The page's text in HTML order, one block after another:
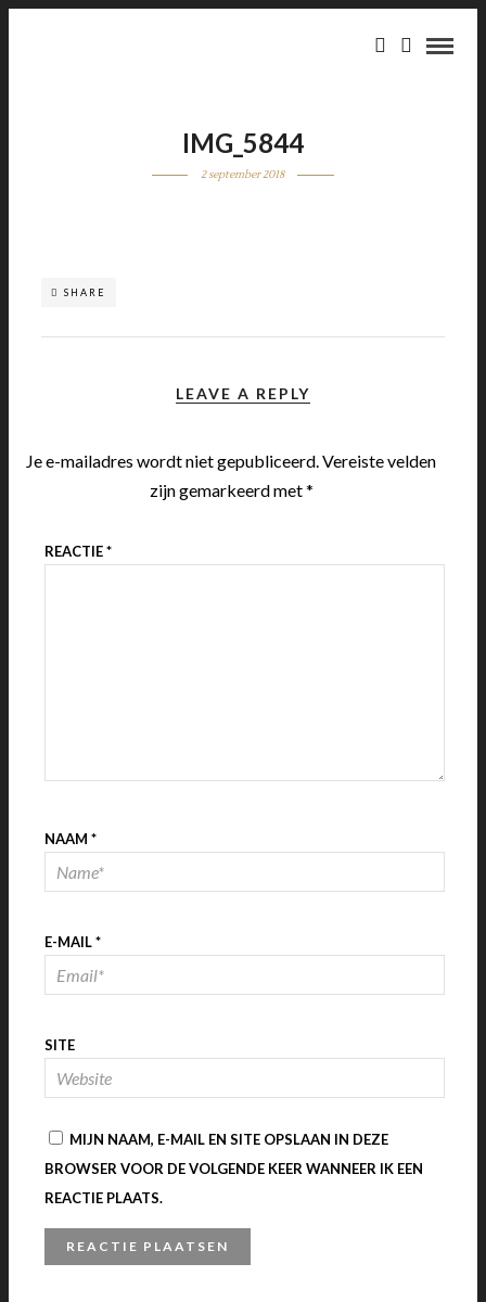
IMG_5844
2 september 2018
SHARE
LEAVE A REPLY
Je e-mailadres wordt niet gepubliceerd.Vereiste velden
zijn gemarkeerd met*
REACTIE*
NAAM *
E-MAIL*
SITE
MIJN NAAM, E-MAIL EN SITE OPSLAAN IN DEZE
BROWSER VOOR DE VOLGENDE KEER WANNEER IK EEN
REACTIE PLAATS.